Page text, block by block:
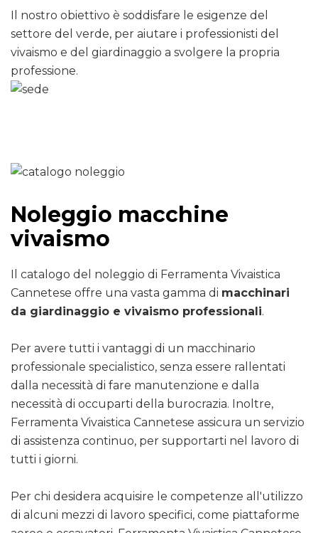
Il nostro obiettivo è soddisfare le esigenze del
settore del verde, per aiutare i professionisti del
vivaismo e del giardinaggio a svolgere la propria
professione.
Noleggio macchine
vivaismo
Il catalogo del noleggio di Ferramenta Vivaistica
Cannetese offre una vasta gamma di macchinari
da giardinaggio e vivaismo professionali.
Per avere tutti i vantaggi di un macchinario
professionale specialistico, senza essere rallentati
dalla necessità di fare manutenzione e dalla
necessità di occuparti della burocrazia. Inoltre,
Ferramenta Vivaistica Cannetese assicura un servizio
di assistenza continuo, per supportarti nel lavoro di
tutti i giorni.
Per chi desidera acquisire le competenze all'utilizzo
di alcuni mezzi di lavoro specifici, come piattaforme